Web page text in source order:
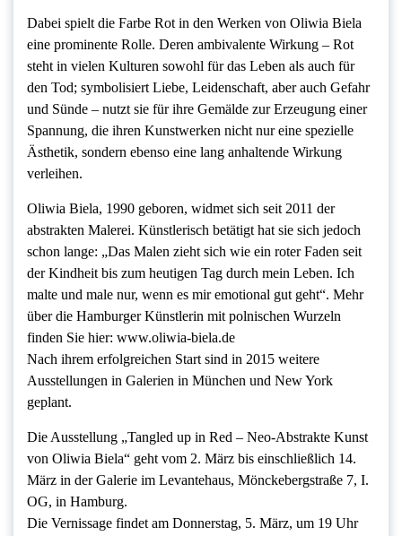
Dabei spielt die Farbe Rot in den Werken von Oliwia Biela
eine prominente Rolle. Deren ambivalente Wirkung – Rot
steht in vielen Kulturen sowohl für das Leben als auch für
den Tod; symbolisiert Liebe, Leidenschaft, aber auch Gefahr
und Sünde – nutzt sie für ihre Gemälde zur Erzeugung einer
Spannung, die ihren Kunstwerken nicht nur eine spezielle
Ästhetik, sondern ebenso eine lang anhaltende Wirkung
verleihen.
Oliwia Biela, 1990 geboren, widmet sich seit 2011 der
abstrakten Malerei. Künstlerisch betätigt hat sie sich jedoch
schon lange: „Das Malen zieht sich wie ein roter Faden seit
der Kindheit bis zum heutigen Tag durch mein Leben. Ich
malte und male nur, wenn es mir emotional gut geht“. Mehr
über die Hamburger Künstlerin mit polnischen Wurzeln
finden Sie hier: www.oliwia-biela.de
Nach ihrem erfolgreichen Start sind in 2015 weitere
Ausstellungen in Galerien in München und New York
geplant.
Die Ausstellung „Tangled up in Red – Neo-Abstrakte Kunst
von Oliwia Biela“ geht vom 2. März bis einschließlich 14.
März in der Galerie im Levantehaus, Mönckebergstraße 7, I.
OG, in Hamburg.
Die Vernissage findet am Donnerstag, 5. März, um 19 Uhr